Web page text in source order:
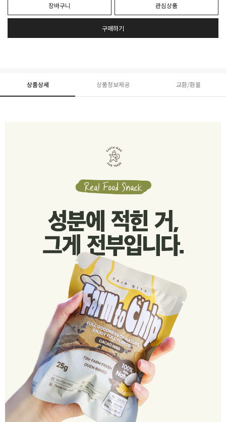
장바구니 관심상품
구매하기
상품상세 상품정보제공 교환/환불